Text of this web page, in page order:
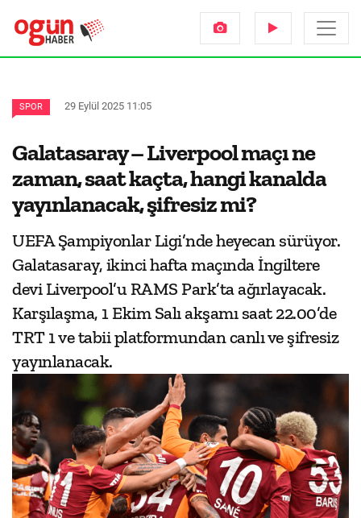
SPOR 29 Eylül 2025 11:05
Galatasaray – Liverpool maçı ne
zaman, saat kaçta, hangi kanalda
yayınlanacak, şifresiz mi?
UEFA Şampiyonlar Ligi’nde heyecan sürüyor.
Galatasaray, ikinci hafta maçında İngiltere
devi Liverpool’u RAMS Park’ta ağırlayacak.
Karşılaşma, 1 Ekim Salı akşamı saat 22.00’de
TRT 1 ve tabii platformundan canlı ve şifresiz
yayınlanacak.